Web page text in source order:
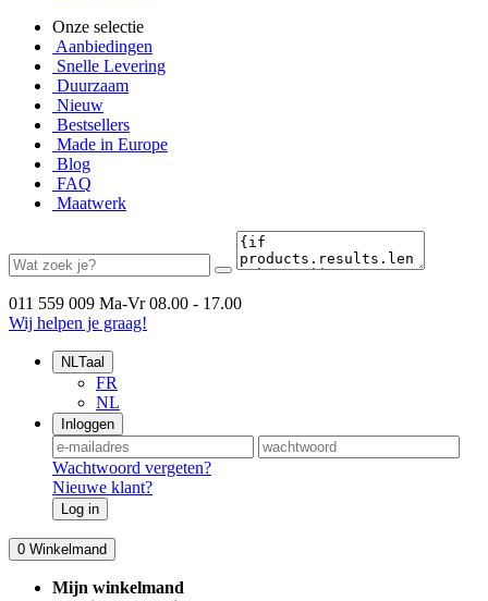
Onze selectie
Aanbiedingen
Snelle Levering
Duurzaam
Nieuw
Bestsellers
Made in Europe
Blog
FAQ
Maatwerk
011 559 009 Ma-Vr 08.00 - 17.00
Wij helpen je graag!
NLTaal
FR
NL
Inloggen
Wachtwoord vergeten?
Nieuwe klant?
Log in
0 Winkelmand
Mijn winkelmand